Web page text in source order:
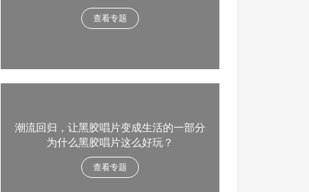
查看专题
潮流回归，让黑胶唱片变成生活的一部分
为什么黑胶唱片这么好玩？
查看专题